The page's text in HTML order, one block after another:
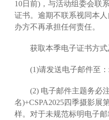
10日前)，与活动组委会联
证书。逾期不联系视同本
办方不再承担任何责任。
获取本季电子证书方式
(1)请发送电子邮件至：
(2) 电子邮件主题务必注
名)+CSPA2025四季摄影展
样。对于未规范标明电子